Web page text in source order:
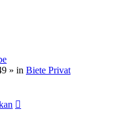
» in Biete Privat